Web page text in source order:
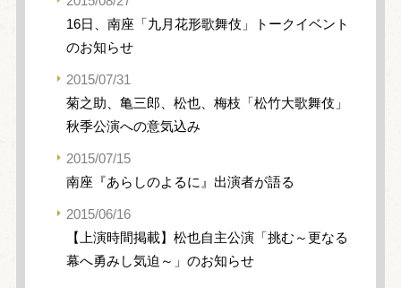
16日、南座「九月花形歌舞伎」トークイベント
のお知らせ
2015/07/31
菊之助、亀三郎、松也、梅枝「松竹大歌舞伎」
秋季公演への意気込み
2015/07/15
南座『あらしのよるに』出演者が語る
2015/06/16
【上演時間掲載】松也自主公演「挑む～更なる
幕へ勇みし気迫～」のお知らせ